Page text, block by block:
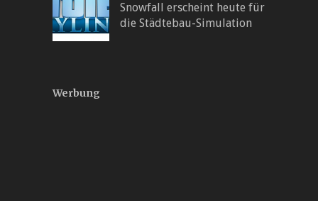
Snowfall erscheint heute für
die Städtebau-Simulation
Werbung